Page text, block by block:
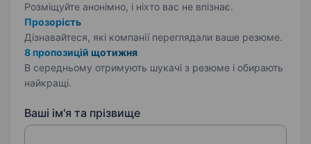
Розміщуйте анонімно, і ніхто вас не впізнає.
Прозорість
Дізнавайтеся, які компанії переглядали ваше резюме.
8 пропозицій щотижня
В середньому отримують шукачі з резюме і обирають
найкращі.
Ваші ім'я та прізвище